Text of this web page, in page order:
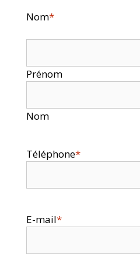
Nom*
Prénom
Nom
Téléphone*
E-mail*